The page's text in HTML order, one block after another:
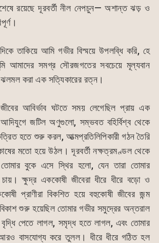
রয়েছে দূরবর্তী নীল নেপচুন— অশান্ত ঝড় ও
তাকিয়ে আমি গভীর বিস্ময়ে উপলব্ধি করি, হে
আমাদের সমগ্র সৌরজগতের সবচেয়ে মূল্যবান
ঝলমল করা এক সত্যিকারের রত্ন।
আবির্ভাব ঘটতে সময় লেগেছিল প্রায় এক
জটিল অণুগুলো, সম্ভবত বহির্বিশ্ব থেকে
হতে শুরু করল, আত্মপ্রতিলিপিকারী গঠন তৈরি
মতো হয়ে উঠল। দূরবর্তী নক্ষত্রমণ্ডল থেকে
বুকে এসে স্থির হলো, যেন তারা তোমার
চায়। ক্ষুদ্র এককোষী জীবেরা ধীরে ধীরে বড়ো ও
প্রাণীরা বিকশিত হয়ে বহুকোষী জীবের জন্ম
শুরু হয়েছিল তোমার গভীর সমুদ্রের অন্তরাল
বৃদ্ধি পেতে লাগল, সমৃদ্ধ হতে লাগল, এবং তোমার
বাসযোগ্য করে তুলল। ধীরে ধীরে গঠিত হল